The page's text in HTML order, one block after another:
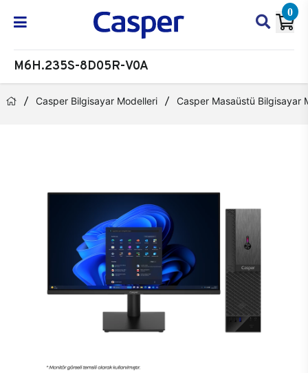
0
M6H.235S-8D05R-V0A
Casper Bilgisayar Modelleri Casper Masaüstü Bilgisayar